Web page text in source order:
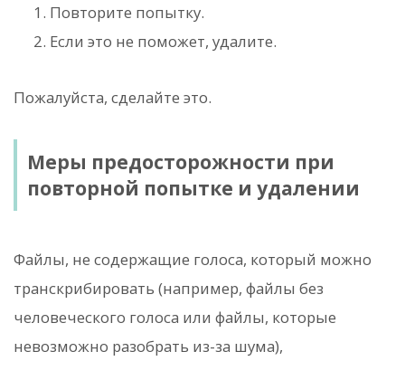
Повторите попытку.
Если это не поможет, удалите.
Пожалуйста, сделайте это.
Меры предосторожности при
повторной попытке и удалении
Файлы, не содержащие голоса, который можно
транскрибировать (например, файлы без
человеческого голоса или файлы, которые
невозможно разобрать из-за шума),